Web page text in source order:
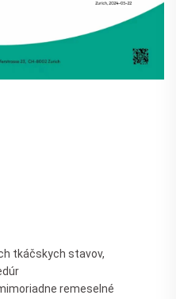
tkáčskych stavov,
remeselné